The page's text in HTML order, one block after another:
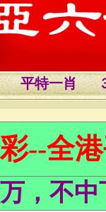
平特一肖